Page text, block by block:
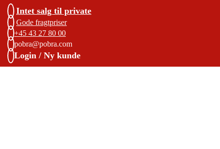
Intet salg til private
Gode fragtpriser
+45 43 27 80 00
pobra@pobra.com
Login / Ny kunde